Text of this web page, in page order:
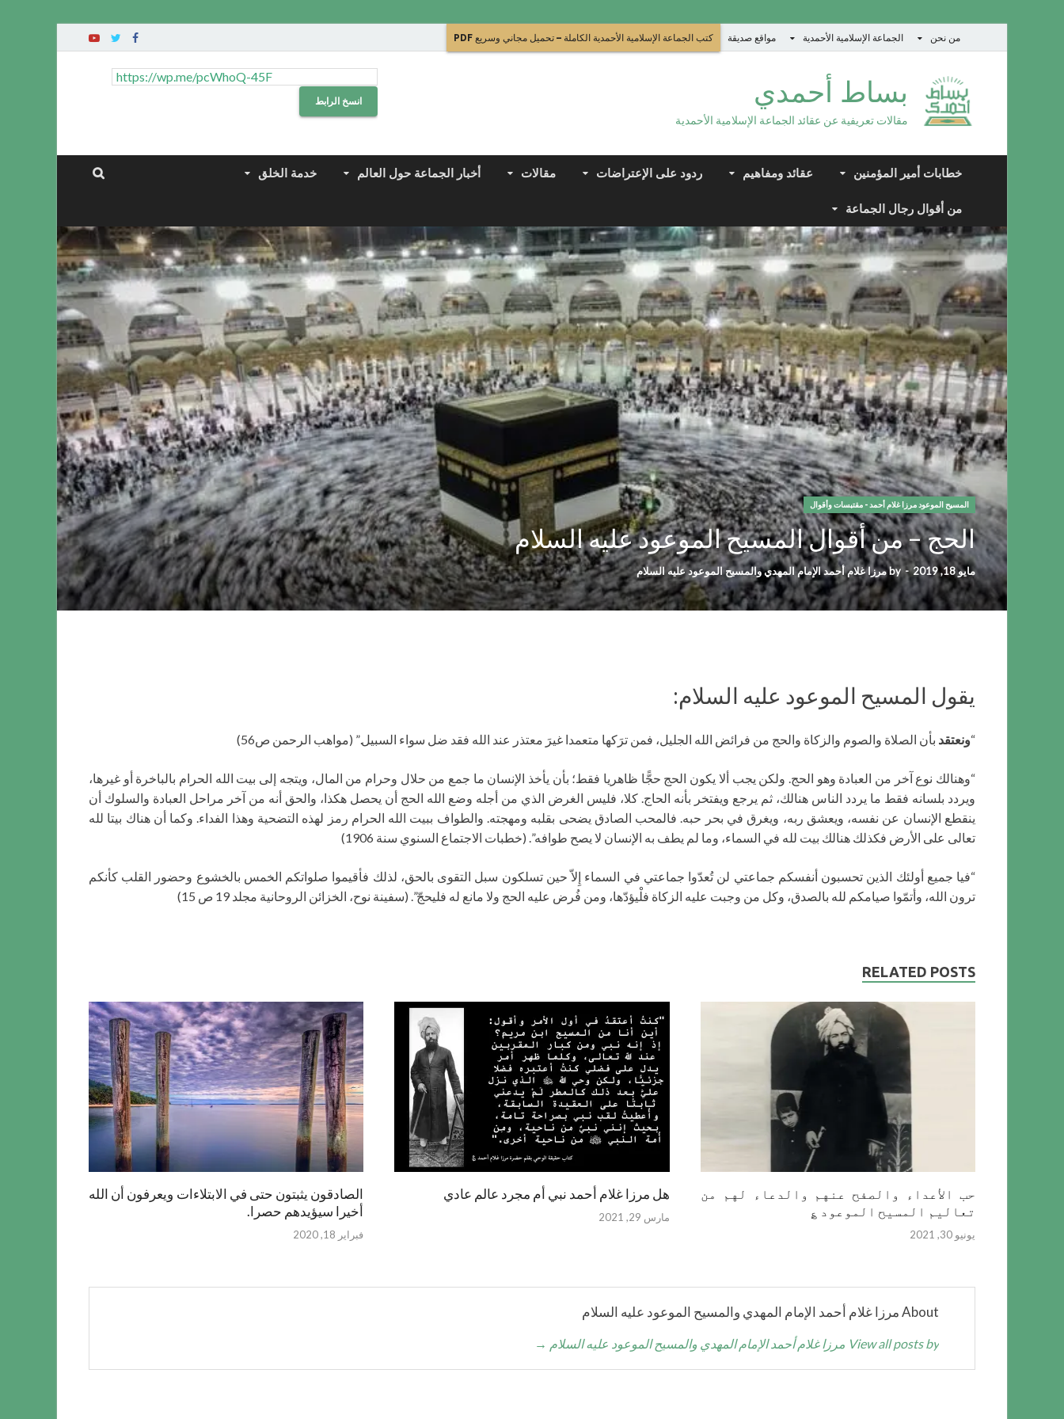
من نحن الجماعة الإسلامية الأحمدية مواقع صديقة كتب الجماعة الإسلامية الأحمدية الكاملة – تحميل مجاني وسريع PDF
بساط أحمدي
مقالات تعريفية عن عقائد الجماعة الإسلامية الأحمدية
انسخ الرابط
خطابات أمير المؤمنين عقائد ومفاهيم ردود على الإعتراضات مقالات أخبار الجماعة حول العالم خدمة الخلق
من أقوال رجال الجماعة
المسيح الموعود مرزا غلام أحمد - مقتبسات وأقوال
الحج – من أقوال المسيح الموعود عليه السلام
مايو 18, 2019 -
byمرزا غلام أحمد الإمام المهدي والمسيح الموعود عليه السلام
يقول المسيح الموعود عليه السلام:
“ونعتقد بأن الصلاة والصوم والزكاة والحج من فرائض الله الجليل، فمن ترَكها متعمدا غيرَ معتذر عند الله فقد ضل سواء السبيل.” (مواهب الرحمن ص56)
“وهنالك نوع آخر من العبادة وهو الحج. ولكن يجب ألا يكون الحج حجًّا ظاهريا فقط؛ بأن يأخذ الإنسان ما جمع من حلال وحرام من المال، ويتجه إلى بيت الله الحرام بالباخرة أو غيرها،
ويردد بلسانه فقط ما يردد الناس هنالك، ثم يرجع ويفتخر بأنه الحاج. كلا، فليس الغرض الذي من أجله وضع الله الحج أن يحصل هكذا، والحق أنه من آخر مراحل العبادة والسلوك أن
ينقطع الإنسان عن نفسه، ويعشق ربه، ويغرق في بحر حبه. فالمحب الصادق يضحى بقلبه ومهجته. والطواف ببيت الله الحرام رمز لهذه التضحية وهذا الفداء. وكما أن هناك بيتا لله
تعالى على الأرض فكذلك هنالك بيت لله في السماء، وما لم يطف به الإنسان لا يصح طوافه”. (خطبات الاجتماع السنوي سنة 1906)
“فيا جميع أولئك الذين تحسبون أنفسكم جماعتي لن تُعدّوا جماعتي في السماء إِلاّ حين تسلكون سبل التقوى بالحق، لذلك فأقيموا صلواتكم الخمس بالخشوع وحضور القلب كأنكم
ترون الله، وأتمّوا صيامكم لله بالصدق، وكل من وجبت عليه الزكاة فلْيؤدّها، ومن فُرض عليه الحج ولا مانع له فليحجّ”. (سفينة نوح، الخزائن الروحانية مجلد 19 ص 15)
RELATED POSTS
حب الأعداء والصفح عنهم والدعاء لهم من
تعاليم المسيح الموعود ؏
يونيو 30, 2021
هل مرزا غلام أحمد نبي أم مجرد عالم عادي
مارس 29, 2021
الصادقون يثبتون حتى في الابتلاءات ويعرفون أن الله
أخيرا سيؤيدهم حصرا.
فبراير 18, 2020
About مرزا غلام أحمد الإمام المهدي والمسيح الموعود عليه السلام
View all posts by مرزا غلام أحمد الإمام المهدي والمسيح الموعود عليه السلام →